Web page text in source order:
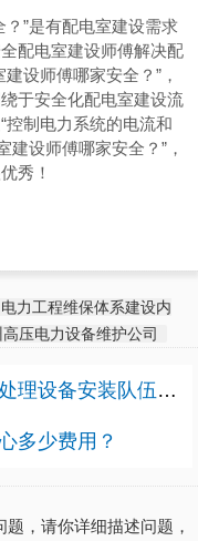
”是有配电室建设需求
配电室建设师傅解决配
设师傅哪家安全？”，
于安全化配电室建设流
控制电力系统的电流和
建设师傅哪家安全？”，
秀！
电力工程维保体系建设内
高压电力设备维护公司
安装队伍多少费用？
多少费用？
，请你详细描述问题，